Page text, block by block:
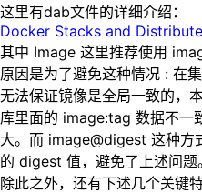
这里有dab文件的详细介绍：
Docker Stacks and
其中 Image 这里推荐使用
原因是为了避免这种情况 : 在
无法保证镜像是全局一致的，
库里面的 image:tag 数据不一
大。而 image@digest 这种方
的 digest 值，避免了上述问题。
除此之外，还有下述几个关键